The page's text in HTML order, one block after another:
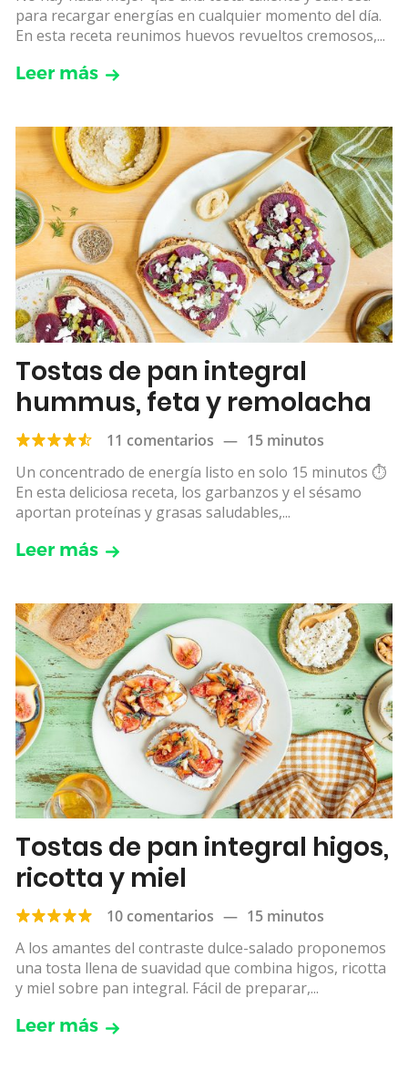
para recargar energías en cualquier momento del día.
En esta receta reunimos huevos revueltos cremosos,...
Leer más
Tostas de pan integral
hummus, feta y remolacha
11 comentarios — 15 minutos
Un concentrado de energía listo en solo 15 minutos ⏱
️En esta deliciosa receta, los garbanzos y el sésamo
aportan proteínas y grasas saludables,...
Leer más
Tostas de pan integral higos,
ricotta y miel
10 comentarios — 15 minutos
A los amantes del contraste dulce-salado proponemos
una tosta llena de suavidad que combina higos, ricotta
y miel sobre pan integral. Fácil de preparar,...
Leer más